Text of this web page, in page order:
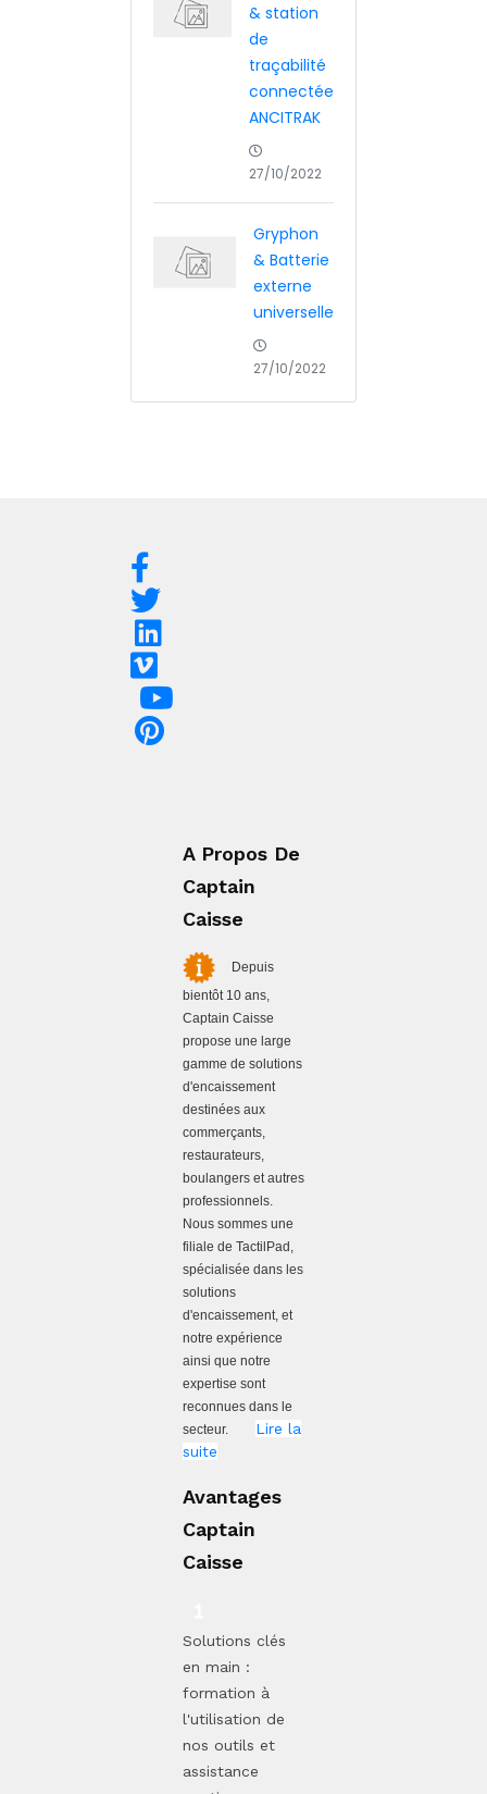
& station
de
traçabilité
connectée
ANCITRAK
27/10/2022
Gryphon
& Batterie
externe
universelle
27/10/2022
A Propos De
Captain
Caisse
Depuis
bientôt 10 ans,
Captain Caisse
propose une large
gamme de solutions
d'encaissement
destinées aux
commerçants,
restaurateurs,
boulangers et autres
professionnels.
Nous sommes une
filiale de TactilPad,
spécialisée dans les
solutions
d'encaissement, et
notre expérience
ainsi que notre
expertise sont
reconnues dans le
secteur.
Lire la
suite
Avantages
Captain
Caisse
Solutions clés
en main :
formation à
l'utilisation de
nos outils et
assistance